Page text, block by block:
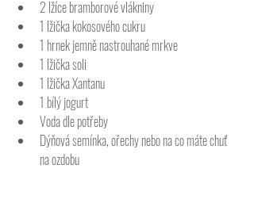
2 lžíce bramborové vlákniny
1 lžička kokosového cukru
1 hrnek jemně nastrouhané mrkve
1 lžička soli
1 lžička Xantanu
1 bílý jogurt
Voda dle potřeby
Dýňová semínka, ořechy nebo na co máte chuť
na ozdobu